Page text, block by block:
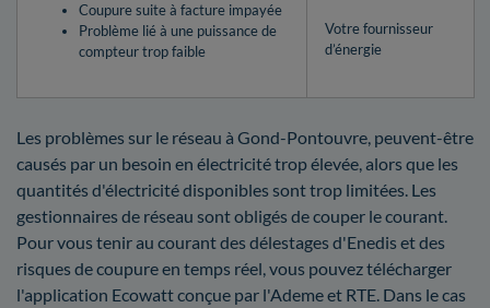
Coupure suite à facture impayée
Problème lié à une puissance de
compteur trop faible
Votre fournisseur
d’énergie
Les problèmes sur le réseau à Gond-Pontouvre, peuvent-être
causés par un besoin en électricité trop élevée, alors que les
quantités d'électricité disponibles sont trop limitées. Les
gestionnaires de réseau sont obligés de couper le courant.
Pour vous tenir au courant des délestages d'Enedis et des
risques de coupure en temps réel, vous pouvez télécharger
l'application Ecowatt conçue par l'Ademe et RTE. Dans le cas